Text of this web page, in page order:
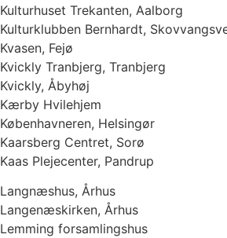
Kulturhuset Trekanten, Aalborg
Kulturklubben Bernhardt,
Kvasen, Fejø
Kvickly Tranbjerg, Tranbjerg
Kvickly, Åbyhøj
Kærby Hvilehjem
Københavneren, Helsingør
Kaarsberg Centret, Sorø
Kaas Plejecenter, Pandrup
Langnæshus, Århus
Langenæskirken, Århus
Lemming forsamlingshus